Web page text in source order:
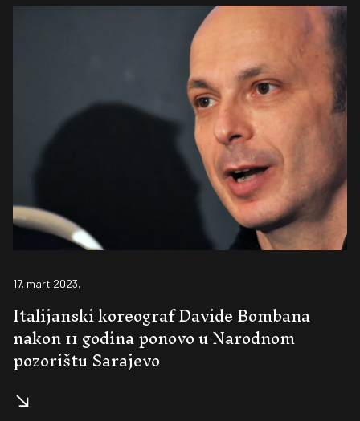
17. mart 2023.
Italijanski koreograf Davide Bombana
nakon 11 godina ponovo u Narodnom
pozorištu Sarajevo